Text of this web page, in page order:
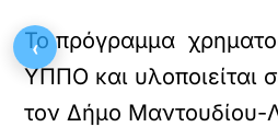
Το πρόγραμμα
ΥΠΠΟ και υλοποιείται
τον Δήμο Μαντουδίου-
‹